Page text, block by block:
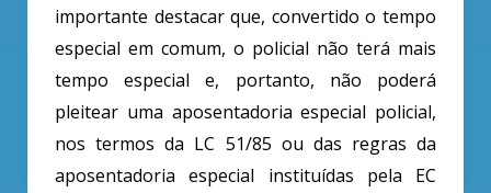
importante destacar que, convertido o tempo
especial em comum, o policial não terá mais
tempo especial e, portanto, não poderá
pleitear uma aposentadoria especial policial,
nos termos da LC 51/85 ou das regras da
aposentadoria especial instituídas pela EC